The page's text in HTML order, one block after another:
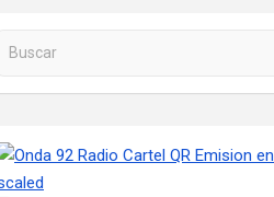
en la web